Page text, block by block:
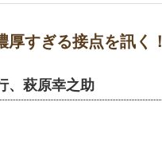
すぎる接点を訊く！
、萩原幸之助